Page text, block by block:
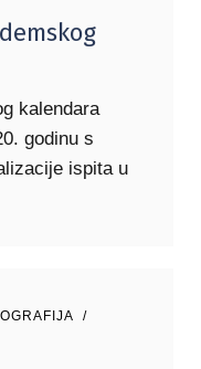
kalendara
godinu s
ispita u